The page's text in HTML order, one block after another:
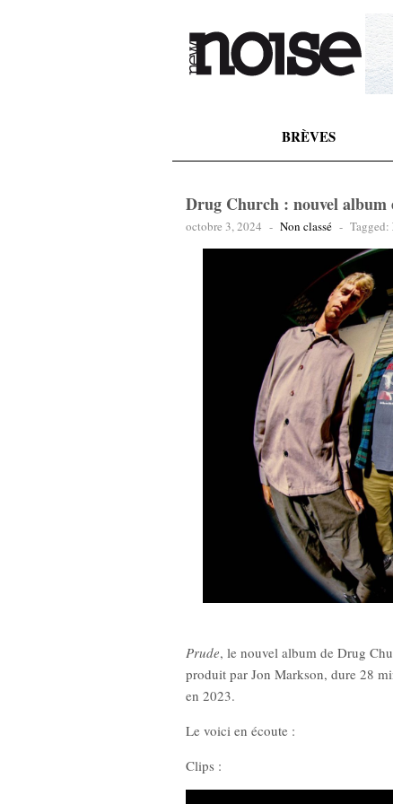
BRÈVES
Drug Church : nouvel album
octobre 3, 2024 - Non classé - Tagged:
Prude, le nouvel album de Drug
produit par Jon Markson, dure 28
en 2023.
Le voici en écoute :
Clips :